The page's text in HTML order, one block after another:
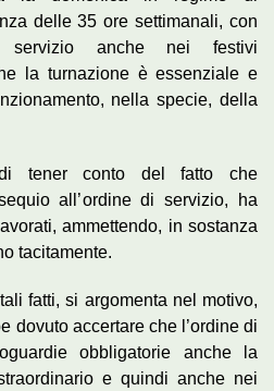
delle 35 ore settimanali, con
servizio anche nei festivi
la turnazione è essenziale e
nella specie, della
tener conto del fatto che
all’ordine di servizio, ha
ammettendo, in sostanza
tacitamente.
fatti, si argomenta nel motivo,
dovuto accertare che l’ordine di
obbligatorie anche la
e quindi anche nei